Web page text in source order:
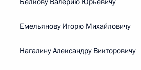
Белкову Валерию Юрьевичу
Емельянову Игорю Михайловичу
Нагалину Александру Викторовичу